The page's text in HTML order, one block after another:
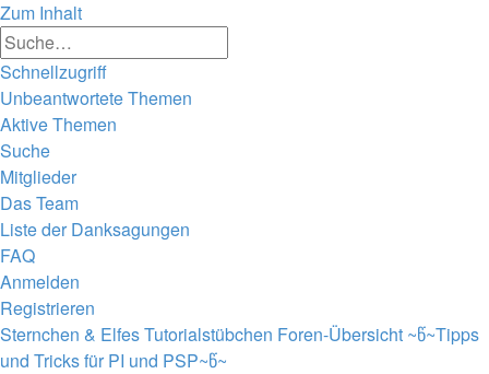
Zum Inhalt
Schnellzugriff
Unbeantwortete Themen
Aktive Themen
Suche
Mitglieder
Das Team
Liste der Danksagungen
FAQ
Anmelden
Registrieren
Sternchen & Elfes Tutorialstübchen Foren-Übersicht ~წ~Tipps
und Tricks für PI und PSP~წ~